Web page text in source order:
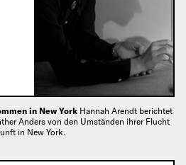
in New York Hannah Arendt berichtet
Anders von den Umständen ihrer Flucht
in New York.